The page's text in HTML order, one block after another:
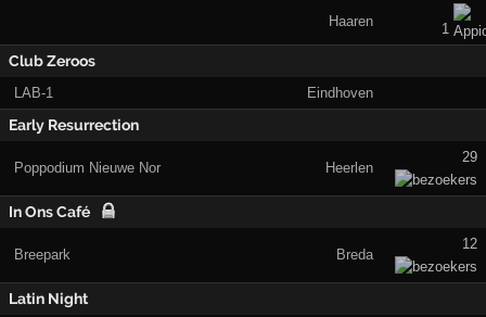
Haaren 1
Club Zeroos
LAB-1 Eindhoven
Early Resurrection
Poppodium Nieuwe Nor Heerlen
29
In Ons Café
Breepark Breda
12
Latin Night